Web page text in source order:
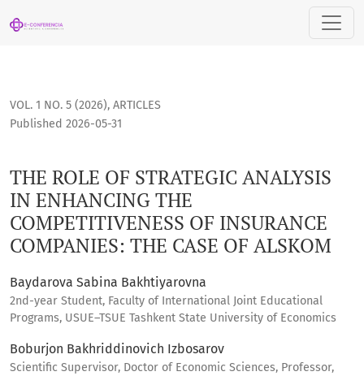
THE ROLE OF STRATEGIC ANALYSIS IN ENHANCING THE
VOL. 1 NO. 5 (2026), ARTICLES
THE ROLE OF STRATEGIC ANALYSIS
IN ENHANCING THE
COMPETITIVENESS OF INSURANCE
COMPANIES: THE CASE OF ALSKOM
Published 2026-05-31
Baydarova Sabina Bakhtiyarovna
2nd-year Student, Faculty of International Joint Educational
Programs, USUE–TSUE Tashkent State University of Economics
Boburjon Bakhriddinovich Izbosarov
Scientific Supervisor, Doctor of Economic Sciences, Professor,